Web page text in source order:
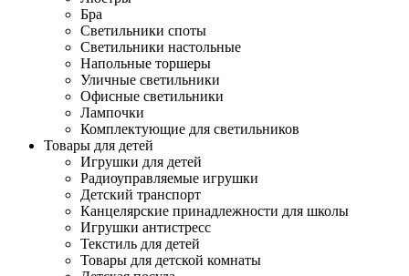
Бра
Светильники споты
Светильники настольные
Напольные торшеры
Уличные светильники
Офисные светильники
Лампочки
Комплектующие для светильников
Товары для детей
Игрушки для детей
Радиоуправляемые игрушки
Детский транспорт
Канцелярские принадлежности для школы
Игрушки антистресс
Текстиль для детей
Товары для детской комнаты